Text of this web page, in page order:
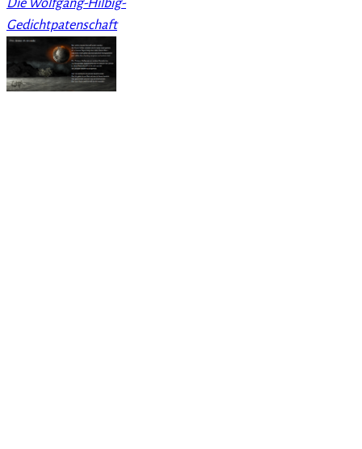
Die Wolfgang-Hilbig-
Gedichtpatenschaft